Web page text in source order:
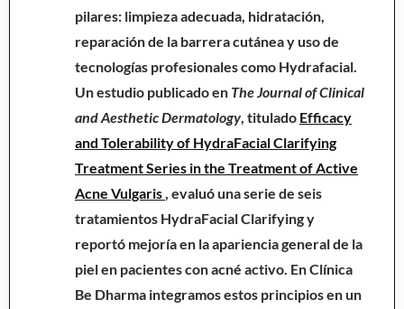
pilares: limpieza adecuada, hidratación,
reparación de la barrera cutánea y uso de
tecnologías profesionales como Hydrafacial.
Un estudio publicado en The Journal of Clinical
and Aesthetic Dermatology, titulado Efficacy
and Tolerability of HydraFacial Clarifying
Treatment Series in the Treatment of Active
Acne Vulgaris , evaluó una serie de seis
tratamientos HydraFacial Clarifying y
reportó mejoría en la apariencia general de la
piel en pacientes con acné activo. En Clínica
Be Dharma integramos estos principios en un